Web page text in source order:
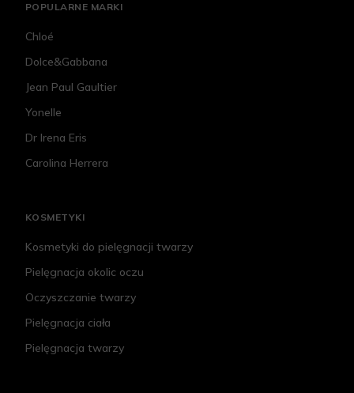
POPULARNE MARKI
Chloé
Dolce&Gabbana
Jean Paul Gaultier
Yonelle
Dr Irena Eris
Carolina Herrera
KOSMETYKI
Kosmetyki do pielęgnacji twarzy
Pielęgnacja okolic oczu
Oczyszczanie twarzy
Pielęgnacja ciała
Pielęgnacja twarzy